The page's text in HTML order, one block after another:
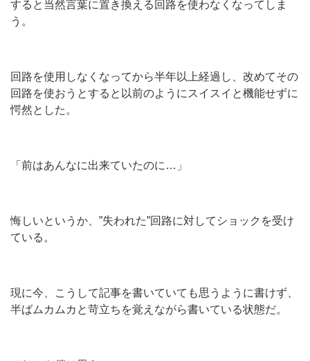
すると当然言葉に置き換える回路を使わなくなってしま
う。
回路を使用しなくなってから半年以上経過し、改めてその
回路を使おうとすると以前のようにスイスイと機能せずに
愕然とした。
「前はあんなに出来ていたのに…」
悔しいというか、”失われた”回路に対してショックを受け
ている。
現に今、こうして記事を書いていても思うように書けず、
半ばムカムカと苛立ちを覚えながら書いている状態だ。